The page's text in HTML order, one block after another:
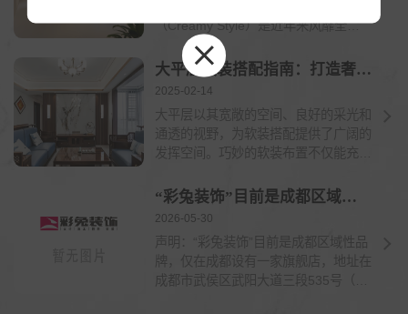
（Creamy Style）是近年来风靡全球
的家居趋势，它...
大平层软装搭配指南：打造奢适开阔空间
2025-02-14
大平层以其宽敞的空间、良好的采光和
通透的视野，为软装搭配提供了广阔的
发挥空间。巧妙的软装布置不仅能充分
“彩兔装饰”目前是成都区域性品牌,仅在成都设有一家旗舰店
2026-05-30
声明：“彩兔装饰”目前是成都区域性品
牌，仅在成都设有一家旗舰店，地址在
成都市武侯区武阳大道三段535号（地